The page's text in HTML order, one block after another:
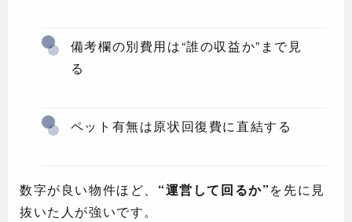
備考欄の別費用は“誰の収益か”まで見
る
ペット有無は原状回復費に直結する
数字が良い物件ほど、 “運営して回るか”を先に見
抜いた人が強いです。